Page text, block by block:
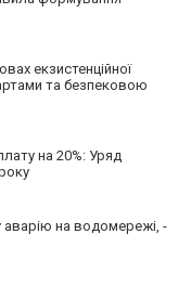
екзистенційної
та безпековою
на 20%: Уряд
аварію на водомережі, -